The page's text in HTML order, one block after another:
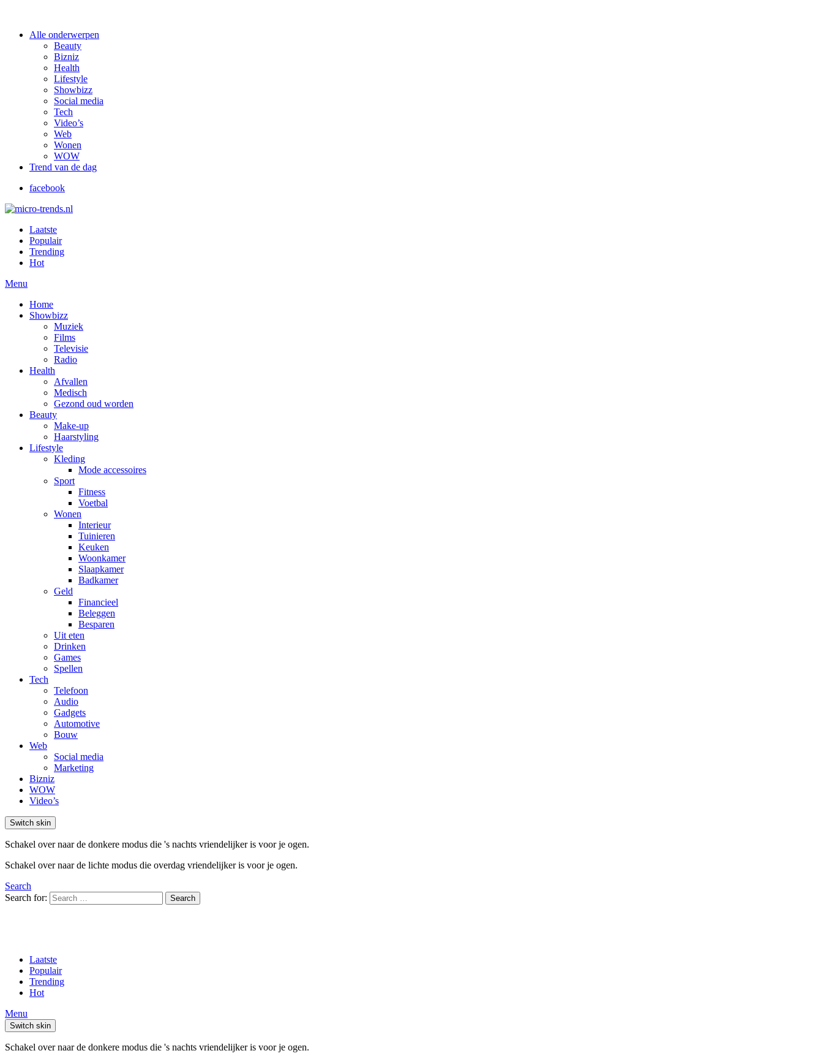
Alle onderwerpen
Beauty
Bizniz
Health
Lifestyle
Showbizz
Social media
Tech
Video’s
Web
Wonen
WOW
Trend van de dag
facebook
Laatste
Populair
Trending
Hot
Menu
Home
Showbizz
Muziek
Films
Televisie
Radio
Health
Afvallen
Medisch
Gezond oud worden
Beauty
Make-up
Haarstyling
Lifestyle
Kleding
Mode accessoires
Sport
Fitness
Voetbal
Wonen
Interieur
Tuinieren
Keuken
Woonkamer
Slaapkamer
Badkamer
Geld
Financieel
Beleggen
Besparen
Uit eten
Drinken
Games
Spellen
Tech
Telefoon
Audio
Gadgets
Automotive
Bouw
Web
Social media
Marketing
Bizniz
WOW
Video’s
Switch skin
Schakel over naar de donkere modus die 's nachts vriendelijker is voor je ogen.
Schakel over naar de lichte modus die overdag vriendelijker is voor je ogen.
Search
Search for:
Search
Laatste
Populair
Trending
Hot
Menu
Switch skin
Schakel over naar de donkere modus die 's nachts vriendelijker is voor je ogen.